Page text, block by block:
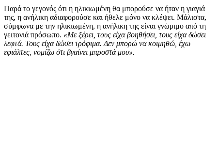
Παρά το γεγονός ότι η ηλικιωμένη θα μπορούσε να ήταν η γιαγιά
της, η ανήλικη αδιαφορούσε και ήθελε μόνο να κλέψει. Μάλιστα,
σύμφωνα με την ηλικιωμένη, η ανήλικη της είναι γνώριμο από τη
γειτονιά πρόσωπο. «Με ξέρει, τους είχα βοηθήσει, τους είχα δώσει
λεφτά. Τους είχα δώσει τρόφιμα. Δεν μπορώ να κοιμηθώ, έχω
εφιάλτες, νομίζω ότι βγαίνει μπροστά μου».